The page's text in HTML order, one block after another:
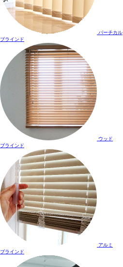
バーチカル
ブラインド
ウッド
ブラインド
アルミ
ブラインド